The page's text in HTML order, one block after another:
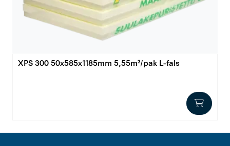
XPS 300 50x585x1185mm 5,55m²/pak L-fals